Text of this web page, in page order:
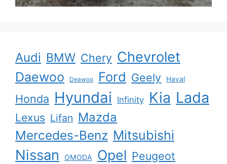
Audi BMW Chery Chevrolet
Daewoo Deawoo Ford Geely Haval
Honda Hyundai Infinity Kia Lada
Lexus Lifan Mazda
Mercedes-Benz Mitsubishi
Nissan OMODA Opel Peugeot